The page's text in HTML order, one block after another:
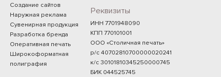
Создание сайтов
Наружная реклама
Сувенирная продукция
Разработка бренда
Оперативная печать
Широкоформатная
полиграфия
Реквизиты
ИНН 7701948090
КПП 770101001
ООО «Столичная печать»
р/с 40702810700000020241
к/с 30101810345250000745
БИК 044525745